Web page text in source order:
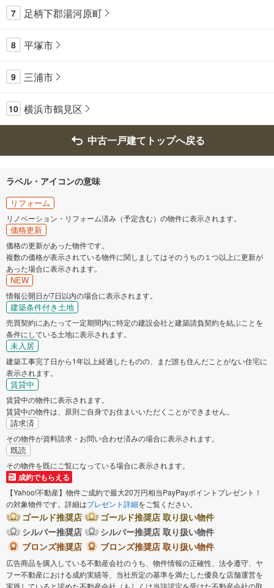
7 足柄下郡湯河原町
8 平塚市
9 三浦市
10 横浜市鶴見区
中古一戸建てトップへ戻る
ラベル・アイコンの意味
リフォーム
リノベーション・リフォーム済み（予定含む）の物件に表示されます。
価格更新
価格の更新があった物件です。
複数の価格が表示されている物件に関しましてはそのうちの１つ以上に更新が
あった場合に表示されます。
NEW
情報公開日が7日以内の場合に表示されます。
建築条件付き土地
売買契約にあたって一定期間内に特定の建設会社と建築請負契約を結ぶことを
条件にしている土地に表示されます。
未入居
建築工事完了日から1年以上経過したものの、まだ誰も住んだことがない住宅に
表示されます。
賃貸中
賃貸中の物件に表示されます。
賃貸中の物件は、原則ご自身でお住まいいただくことができません。
請求済
その物件が資料請求・お問い合わせ済みの場合に表示されます。
既読
その物件を既にご覧になっている場合に表示されます。
成約でもらえる
【Yahoo!不動産】物件ご成約で最大20万円相当PayPayポイントプレゼント！
の対象物件です。詳細はプレゼント詳細をご覧ください。
ゴールド推奨店
ゴールド推奨店 取り扱い物件
シルバー推奨店
シルバー推奨店 取り扱い物件
ブロンズ推奨店
ブロンズ推奨店 取り扱い物件
広告商品を購入している不動産会社のうち、物件情報の正確性、法令遵守、ヤ
フー不動産における成約実績等、当社所定の基準を満たした優良な店舗運営を
実践していると認めた不動産会社（もしくは当該認定を受けた不動産会社の取